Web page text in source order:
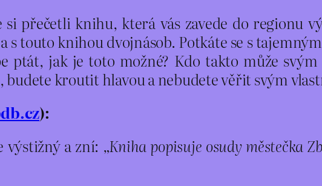
si přečetli knihu, která vás zavede do regionu
s touto knihou dvojnásob. Potkáte se s
ptát, jak je toto možné? Kdo takto může
budete kroutit hlavou a nebudete věřit svým
):
výstižný a zní: „Kniha popisuje osudy městečka